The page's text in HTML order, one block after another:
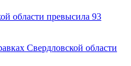
области превысила 93
Свердловской области